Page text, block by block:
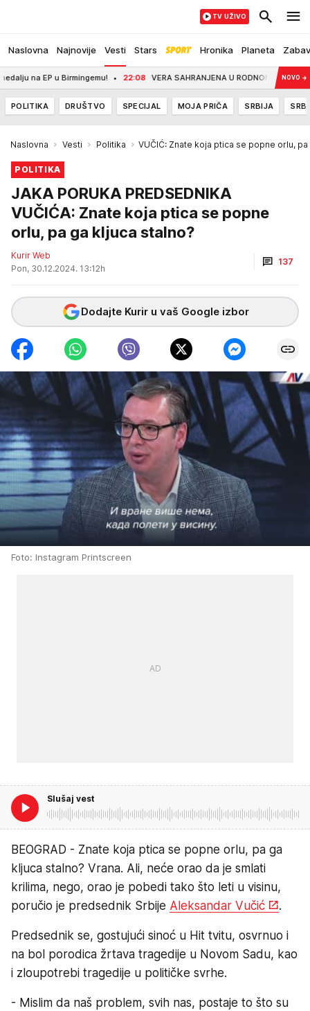
Naslovna Najnovije Vesti Stars Hronika Planeta
TV UŽIVO
EP u Birmingemu! 22:08 VERA SAHRANJENA U RODNOM MESTU -NOVO →
POLITIKA DRUŠTVO SPECIJAL MOJA PRIČA SRBIJA
Naslovna Vesti Politika VUČIĆ: Znate koja ptica se popne orlu,
POLITIKA
JAKA PORUKA PREDSEDNIKA
VUČIĆA: Znate koja ptica se popne
orlu, pa ga kljuca stalno?
Kurir Web
Pon, 30.12.2024. 13:12h
137
Dodajte Kurir u vaš Google izbor
Foto: Instagram Printscreen
Slušaj vest
BEOGRAD - Znate koja ptica se popne orlu, pa ga
kljuca stalno? Vrana. Ali, neće orao da je smlati
krilima, nego, orao je pobedi tako što leti u visinu,
poručio je predsednik Srbije Aleksandar Vučić .
Predsednik se, gostujući sinoć u Hit tvitu, osvrnuo i
na bol porodica žrtava tragedije u Novom Sadu, kao
i zloupotrebi tragedije u političke svrhe.
- Mislim da naš problem, svih nas, postaje to što su